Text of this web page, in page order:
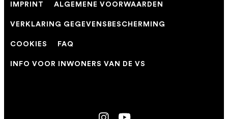
IMPRINT ALGEMENE VOORWAARDEN
VERKLARING GEGEVENSBESCHERMING
COOKIES FAQ
INFO VOOR INWONERS VAN DE VS